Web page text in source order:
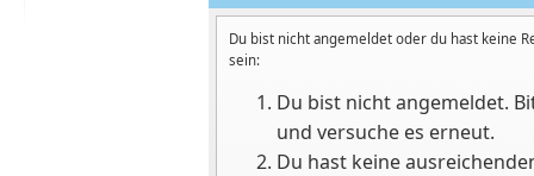
Du bist nicht angemeldet oder du hast keine
sein:
Du bist nicht angemeldet.
und versuche es erneut.
Du hast keine